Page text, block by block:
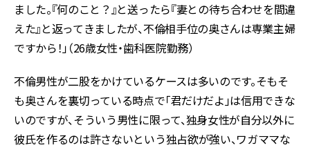
ました。『何のこと？』と送ったら『妻との待ち合わせを間違
えた』と返ってきましたが、不倫相手位の奥さんは専業主婦
ですから！」（26歳女性・歯科医院勤務）
不倫男性が二股をかけているケースは多いのです。そもそ
も奥さんを裏切っている時点で「君だけだよ」は信用できな
いのですが、そういう男性に限って、独身女性が自分以外に
彼氏を作るのは許さないという独占欲が強い、ワガママな